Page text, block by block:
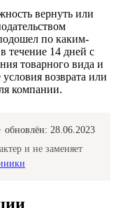
вернуть или
по каким-
течение 14 дней с
товарного вида и
возврата или
компании.
· обновлён: 28.06.2023
и не заменяет